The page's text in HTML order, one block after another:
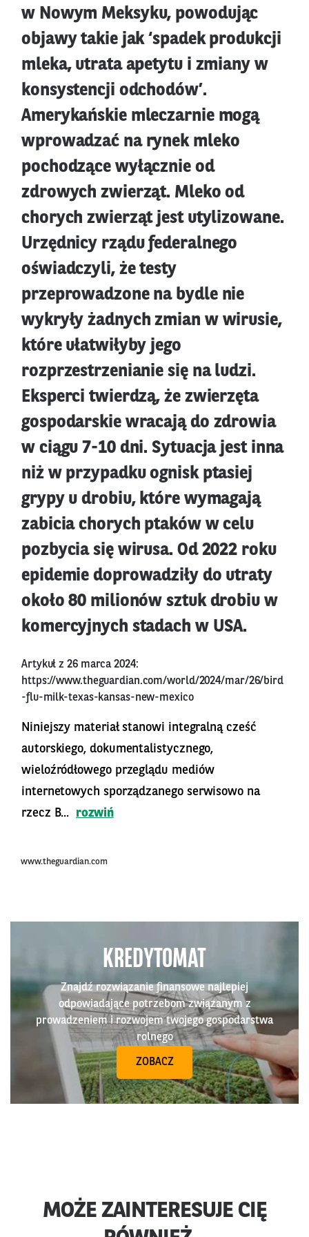
w Nowym Meksyku, powodując
objawy takie jak ‘spadek produkcji
mleka, utrata apetytu i zmiany w
konsystencji odchodów’.
Amerykańskie mleczarnie mogą
wprowadzać na rynek mleko
pochodzące wyłącznie od
zdrowych zwierząt. Mleko od
chorych zwierząt jest utylizowane.
Urzędnicy rządu federalnego
oświadczyli, że testy
przeprowadzone na bydle nie
wykryły żadnych zmian w wirusie,
które ułatwiłyby jego
rozprzestrzenianie się na ludzi.
Eksperci twierdzą, że zwierzęta
gospodarskie wracają do zdrowia
w ciągu 7-10 dni. Sytuacja jest inna
niż w przypadku ognisk ptasiej
grypy u drobiu, które wymagają
zabicia chorych ptaków w celu
pozbycia się wirusa. Od 2022 roku
epidemie doprowadziły do utraty
około 80 milionów sztuk drobiu w
komercyjnych stadach w USA.
Artykuł z 26 marca 2024:
https://www.theguardian.com/world/2024/mar/26/bird
-flu-milk-texas-kansas-new-mexico
Niniejszy materiał stanowi integralną cześć
autorskiego, dokumentalistycznego,
wieloźródłowego przeglądu mediów
internetowych sporządzanego serwisowo na
rzecz B...
rozwiń
www.theguardian.com
KREDYTOMAT
Znajdź rozwiązanie finansowe najlepiej
odpowiadające potrzebom związanym z
prowadzeniem i rozwojem twojego gospodarstwa
rolnego
ZOBACZ
MOŻE ZAINTERESUJE CIĘ